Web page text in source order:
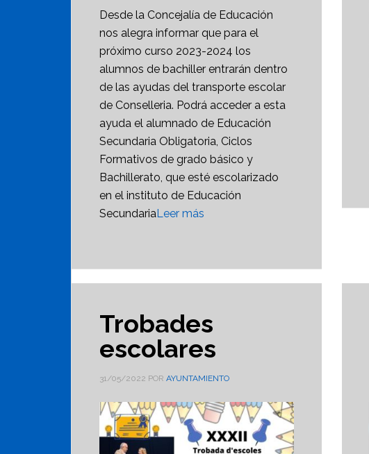
Desde la Concejalía de Educación
nos alegra informar que para el
próximo curso 2023-2024 los
alumnos de bachiller entrarán dentro
de las ayudas del transporte escolar
de Conselleria. Podrá acceder a esta
ayuda el alumnado de Educación
Secundaria Obligatoria, Ciclos
Formativos de grado básico y
Bachillerato, que esté escolarizado
en el instituto de Educación
SecundariaLeer más
Trobades
escolares
31/05/2022 POR AYUNTAMIENTO